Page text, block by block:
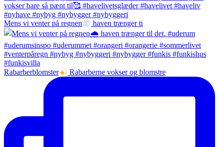
Mens vi venter på regnen haven trænger ti
Rabarberblomster Rabarberne vokser og blomstre